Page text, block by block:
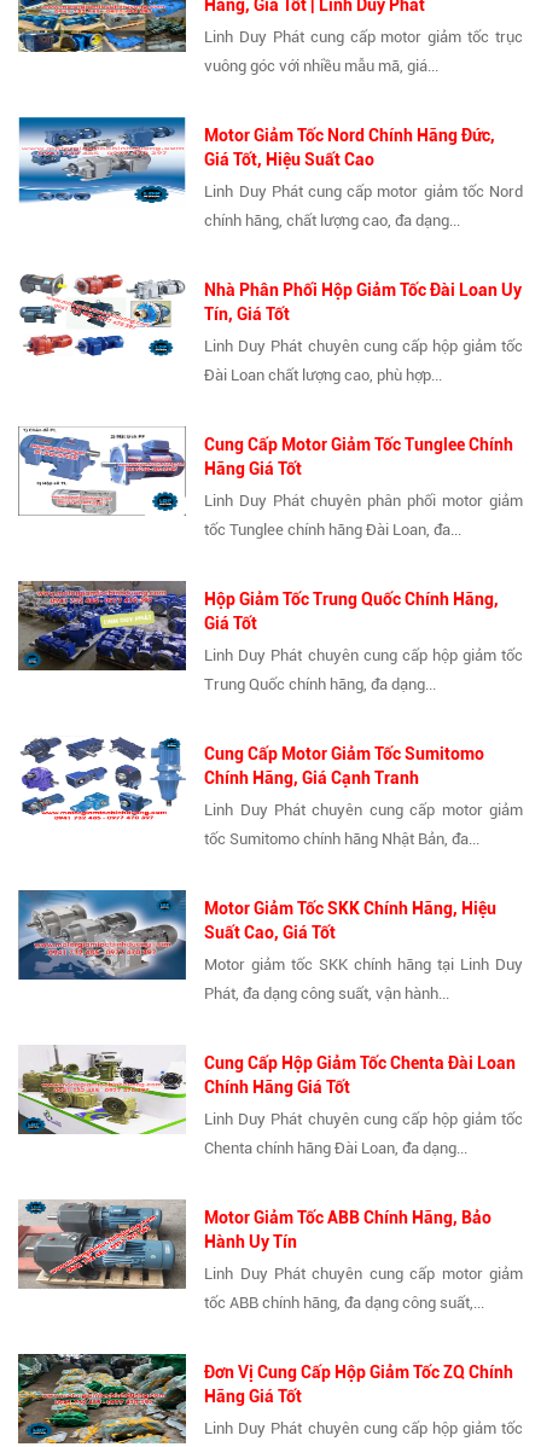
Hãng, Giá Tốt | Linh Duy Phát
Linh Duy Phát cung cấp motor giảm tốc trục
vuông góc với nhiều mẫu mã, giá...
Motor Giảm Tốc Nord Chính Hãng Đức,
Giá Tốt, Hiệu Suất Cao
Linh Duy Phát cung cấp motor giảm tốc Nord
chính hãng, chất lượng cao, đa dạng...
Nhà Phân Phối Hộp Giảm Tốc Đài Loan Uy
Tín, Giá Tốt
Linh Duy Phát chuyên cung cấp hộp giảm tốc
Đài Loan chất lượng cao, phù hợp...
Cung Cấp Motor Giảm Tốc Tunglee Chính
Hãng Giá Tốt
Linh Duy Phát chuyên phân phối motor giảm
tốc Tunglee chính hãng Đài Loan, đa...
Hộp Giảm Tốc Trung Quốc Chính Hãng,
Giá Tốt
Linh Duy Phát chuyên cung cấp hộp giảm tốc
Trung Quốc chính hãng, đa dạng...
Cung Cấp Motor Giảm Tốc Sumitomo
Chính Hãng, Giá Cạnh Tranh
Linh Duy Phát chuyên cung cấp motor giảm
tốc Sumitomo chính hãng Nhật Bản, đa...
Motor Giảm Tốc SKK Chính Hãng, Hiệu
Suất Cao, Giá Tốt
Motor giảm tốc SKK chính hãng tại Linh Duy
Phát, đa dạng công suất, vận hành...
Cung Cấp Hộp Giảm Tốc Chenta Đài Loan
Chính Hãng Giá Tốt
Linh Duy Phát chuyên cung cấp hộp giảm tốc
Chenta chính hãng Đài Loan, đa dạng...
Motor Giảm Tốc ABB Chính Hãng, Bảo
Hành Uy Tín
Linh Duy Phát chuyên cung cấp motor giảm
tốc ABB chính hãng, đa dạng công suất,...
Đơn Vị Cung Cấp Hộp Giảm Tốc ZQ Chính
Hãng Giá Tốt
Linh Duy Phát chuyên cung cấp hộp giảm tốc